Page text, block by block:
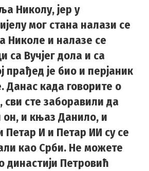
Николу, јер у
мог стана налази се
Николе и налазе се
са Вучјег дола и са
прађед је био и перјаник
Данас када говорите о
сте заборавили да
он, и књаз Данило, и
И и Петар ИИ су се
као Срби. Не можете
династији Петровић